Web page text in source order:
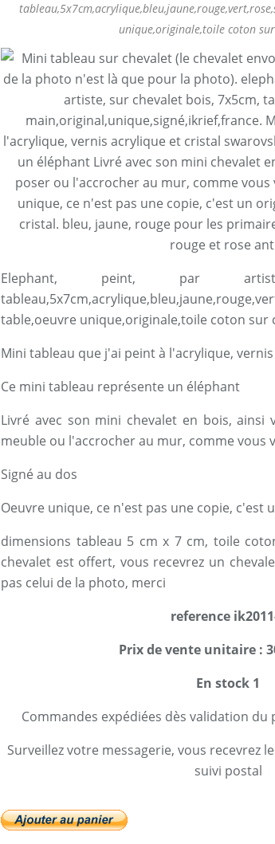
unique,originale,toile coton
Elephant, peint, par
table,oeuvre unique,originale,toile coton sur
Mini tableau que j'ai peint à l'acrylique,
Ce mini tableau représente un éléphant
Livré avec son mini chevalet en bois,
meuble ou l'accrocher au mur, comme vous
Signé au dos
Oeuvre unique, ce n'est pas une copie, c'est
dimensions tableau 5 cm x 7 cm, toile
chevalet est offert, vous recevrez un
pas celui de la photo, merci
reference
Prix de vente unitaire :
En stock 1
Commandes expédiées dès validation du
Surveillez votre messagerie, vous recevrez
suivi postal